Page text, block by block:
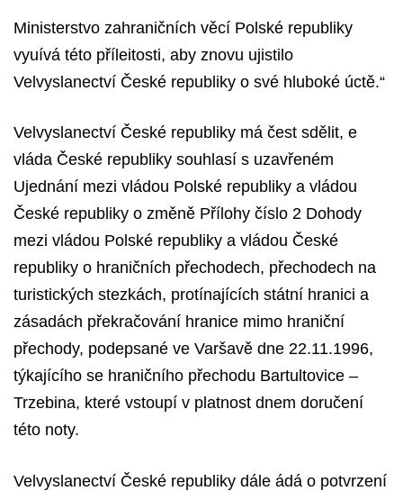
Ministerstvo zahraničních věcí Polské republiky
vyuívá této příleitosti, aby znovu ujistilo
Velvyslanectví České republiky o své hluboké úctě.“
Velvyslanectví České republiky má čest sdělit, e
vláda České republiky souhlasí s uzavřeném
Ujednání mezi vládou Polské republiky a vládou
České republiky o změně Přílohy číslo 2 Dohody
mezi vládou Polské republiky a vládou České
republiky o hraničních přechodech, přechodech na
turistických stezkách, protínajících státní hranici a
zásadách překračování hranice mimo hraniční
přechody, podepsané ve Varšavě dne 22.11.1996,
týkajícího se hraničního přechodu Bartultovice –
Trzebina, které vstoupí v platnost dnem doručení
této noty.
Velvyslanectví České republiky dále ádá o potvrzení